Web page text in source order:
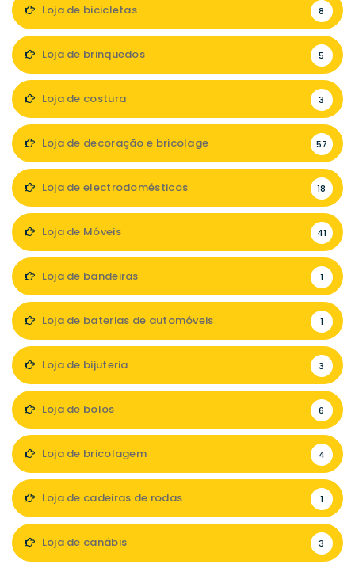
Loja de bicicletas 8
Loja de brinquedos 5
Loja de costura 3
Loja de decoração e bricolage 57
Loja de electrodomésticos 18
Loja de Móveis 41
Loja de bandeiras 1
Loja de baterias de automóveis 1
Loja de bijuteria 3
Loja de bolos 6
Loja de bricolagem 4
Loja de cadeiras de rodas 1
Loja de canábis 3